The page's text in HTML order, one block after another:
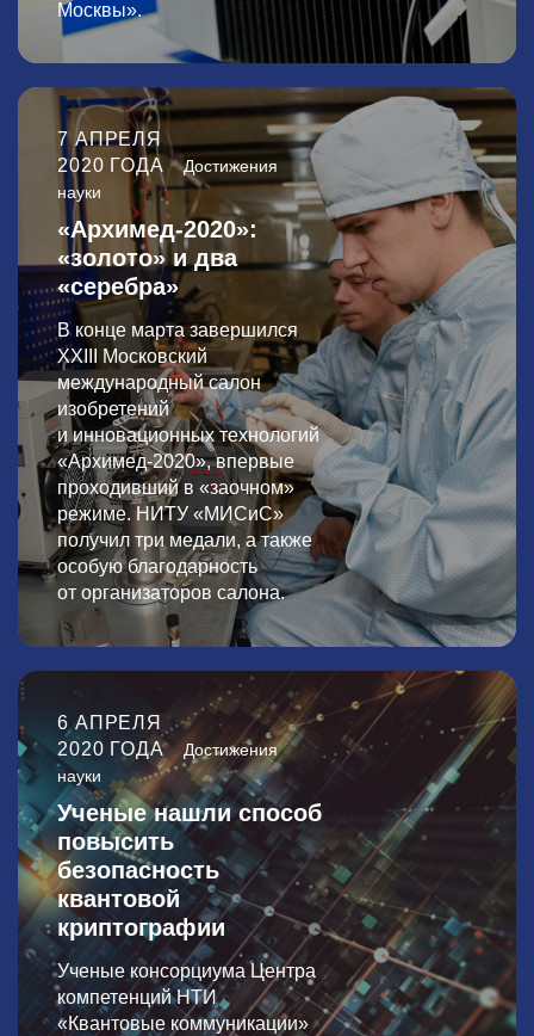
Москвы».
7 АПРЕЛЯ
2020 ГОДА
Достижения
науки
«Архимед-2020»:
«золото» и два
«серебра»
В конце марта завершился
XXIII Московский
международный салон
изобретений
и инновационных технологий
«Архимед-2020», впервые
проходивший в «заочном»
режиме. НИТУ «МИСиС»
получил три медали, а также
особую благодарность
от организаторов салона.
6 АПРЕЛЯ
2020 ГОДА
Достижения
науки
Ученые нашли способ
повысить
безопасность
квантовой
криптографии
Ученые консорциума Центра
компетенций НТИ
«Квантовые коммуникации»